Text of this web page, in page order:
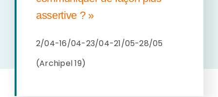
assertive ? »
2/04-16/04-23/04-21/05-28/05
(Archipel 19)